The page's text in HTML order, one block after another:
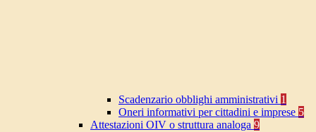
Scadenzario obblighi amministrativi 1
Oneri informativi per cittadini e imprese 5
Attestazioni OIV o struttura analoga 9